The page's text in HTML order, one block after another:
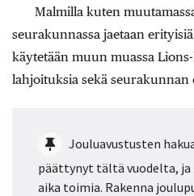
Malmilla kuten
seurakunnassa jaetaan
käytetään muun muassa
lahjoituksia sekä seurakunnan
Jouluavustusten
päättynyt tältä vuodelta,
aika toimia. Rakenna